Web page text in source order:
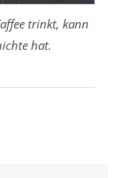
trinkt, kann
hat.